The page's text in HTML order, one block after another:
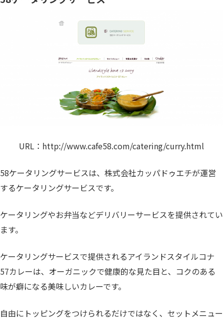
URL： http://www.cafe58.com/catering/curry.html
58ケータリングサービスは、株式会社カッパドゥエチが運営
するケータリングサービスです。
ケータリングやお弁当などデリバリーサービスを提供されてい
ます。
ケータリングサービスで提供されるアイランドスタイルコナ
57カレーは、オーガニックで健康的な見た目と、コクのある
味が癖になる美味しいカレーです。
自由にトッピングをつけられるだけではなく、セットメニュー